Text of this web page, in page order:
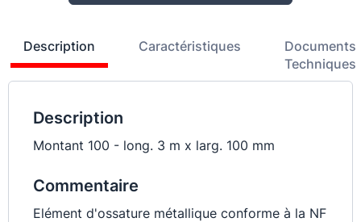
Description Caractéristiques
Documents
Techniques
Description
Montant 100 - long. 3 m x larg. 100 mm
Commentaire
Elément d'ossature métallique conforme à la NF